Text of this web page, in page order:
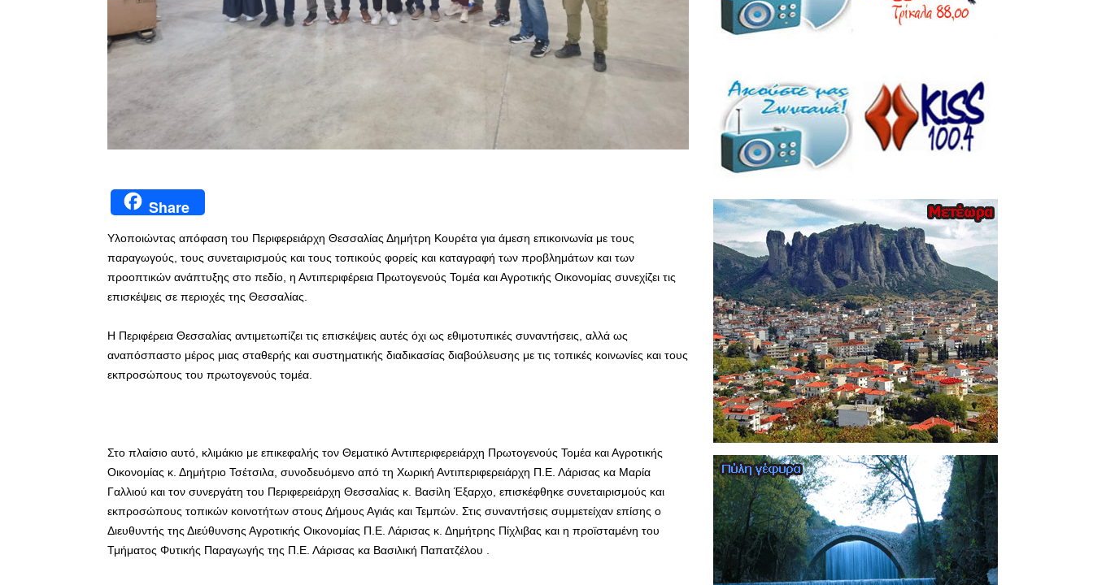
Share
Υλοποιώντας απόφαση του Περιφερειάρχη Θεσσαλίας Δημήτρη Κουρέτα για άμεση επικοινωνία με τους
παραγωγούς, τους συνεταιρισμούς και τους τοπικούς φορείς και καταγραφή των προβλημάτων και των
προοπτικών ανάπτυξης στο πεδίο, η Αντιπεριφέρεια Πρωτογενούς Τομέα και Αγροτικής Οικονομίας συνεχίζει τις
επισκέψεις σε περιοχές της Θεσσαλίας.
Η Περιφέρεια Θεσσαλίας αντιμετωπίζει τις επισκέψεις αυτές όχι ως εθιμοτυπικές συναντήσεις, αλλά ως
αναπόσπαστο μέρος μιας σταθερής και συστηματικής διαδικασίας διαβούλευσης με τις τοπικές κοινωνίες και τους
εκπροσώπους του πρωτογενούς τομέα.
Στο πλαίσιο αυτό, κλιμάκιο με επικεφαλής τον Θεματικό Αντιπεριφερειάρχη Πρωτογενούς Τομέα και Αγροτικής
Οικονομίας κ. Δημήτριο Τσέτσιλα, συνοδευόμενο από τη Χωρική Αντιπεριφερειάρχη Π.Ε. Λάρισας κα Μαρία
Γαλλιού και τον συνεργάτη του Περιφερειάρχη Θεσσαλίας κ. Βασίλη Έξαρχο, επισκέφθηκε συνεταιρισμούς και
εκπροσώπους τοπικών κοινοτήτων στους Δήμους Αγιάς και Τεμπών. Στις συναντήσεις συμμετείχαν επίσης ο
Διευθυντής της Διεύθυνσης Αγροτικής Οικονομίας Π.Ε. Λάρισας κ. Δημήτρης Πίχλιβας και η προϊσταμένη του
Τμήματος Φυτικής Παραγωγής της Π.Ε. Λάρισας κα Βασιλική Παπατζέλου .